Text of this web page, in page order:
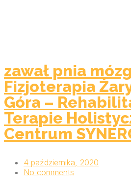
zawał pnia
Fizjoterapia
Góra –
Terapie
Centrum
4 października, 2020
No comments